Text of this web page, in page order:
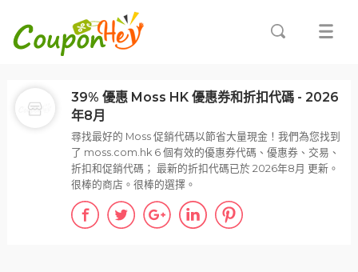
39% 優惠 Moss HK 優惠券和折扣代碼 - 2026
年8月
尋找最好的 Moss 促銷代碼以節省大量現金！我們為您找到
了 moss.com.hk 6 個有效的優惠券代碼、優惠券、交易、
折扣和促銷代碼； 最新的折扣代碼已於 2026年8月 更新。
很棒的商店。很棒的選擇。